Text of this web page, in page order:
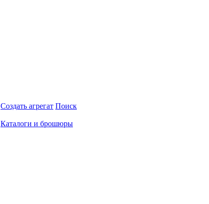
Создать агрегат Поиск
Каталоги и брошюры